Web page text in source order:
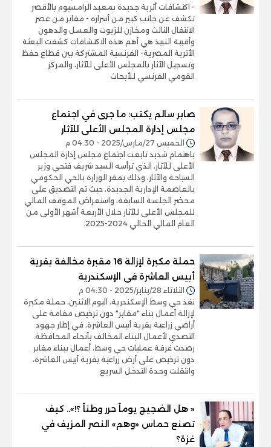
- اكتشافات أثرية جديدة بمعبد الرامسيوم بالأقصر
تكشف عن جانب كبير من أسراره - مقابر من عصر
الانتقال الثالث ومخازن للزيوت والعسل والدهون
وأقبية النبيذ هي أهم هذه الاكتشافات كشفت البعثة
الأثرية المصرية- الفرنسية المشتركة بين قطاع حفظ
وتسجيل الآثار بالمجلس الأعلى للآثار، والمركز
القومي الفرنسي للأبحاث
صابر سالم يكتب: ما جرى في اجتماع
مجلس إدارة المجلس الأعلى للآثار
الخميس 27/مارس/2025 - 04:30 م
باهتمام شديد تابعت اجتماع مجلس إدارة المجلس
الأعلى للآثار، الذي ترأسه السيد شريف فتحي وزير
السياحة والآثار، وذلك بمقر الوزارة بالحي الحكومي
بالعاصمة الإدارية الجديدة، حيث تم التصديق على
محضر الجلسة السابقة، واستعراض الموقف المالي
للمجلس الأعلى للآثار خلال الأربعة أشهر الأولى من
العام المالي الحالي 2024-2025.
حملة مكبرة لإزالة 16 مقبرة مخالفة بقرية
أبيس العاشرة فى الإسكندرية
الثلاثاء 28/يناير/2025 - 04:30 م
نفذ حي وسط الإسكندرية، اليوم الاثنين، حملة مكبرة
لإزالة أعمال بناء "مقابر" دون ترخيص مقامة على
أراضي زراعية بقرية أبيس العاشرة، في إطار جهود
التصدي لأعمال البناء المخالف بأنحاء المحافظة.
رصدت غرفة عمليات حي وسط، أعمال ببناء مقابر
دون ترخيص على أرض زراعية بقرية أبيس العاشرة،
وانتقلت وحدة التدخل السريع
« هل الضجيج يوماً حرر وطناً ؟!».. كيف
تصنع حماس «وهم» النصر المزيف في
غزة؟